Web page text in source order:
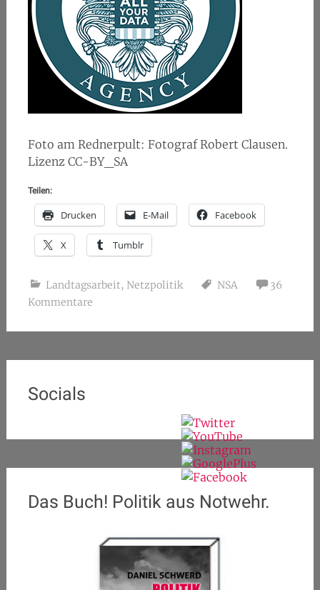
Foto am Rednerpult: Fotograf Robert Clausen.
Lizenz CC-BY_SA
Teilen:
Drucken E-Mail Facebook
X Tumblr
Landtagsarbeit, Netzpolitik NSA
36
Kommentare
Socials
Das Buch! Politik aus Notwehr.